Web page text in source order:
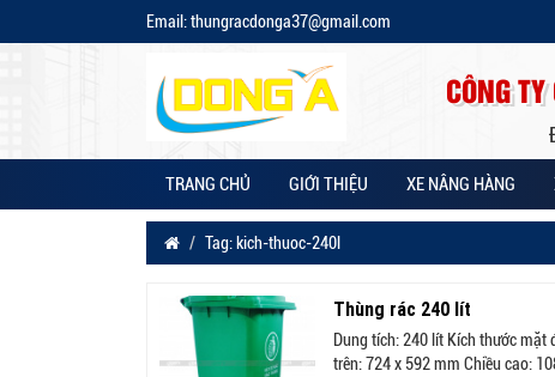
Email: thungracdonga37@gmail.com
CÔNG
TRANG CHỦ GIỚI THIỆU XE NÂNG HÀNG
Tag: kich-thuoc-240l
Thùng rác 240 lít
Dung tích: 240 lít Kích thước mặt
trên: 724 x 592 mm Chiều cao: